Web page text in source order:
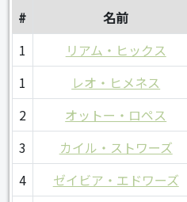
# 名前
1
リアム・ヒックス
1
レオ・ヒメネス
2
オットー・ロペス
3
カイル・ストワーズ
4
ゼイビア・エドワーズ